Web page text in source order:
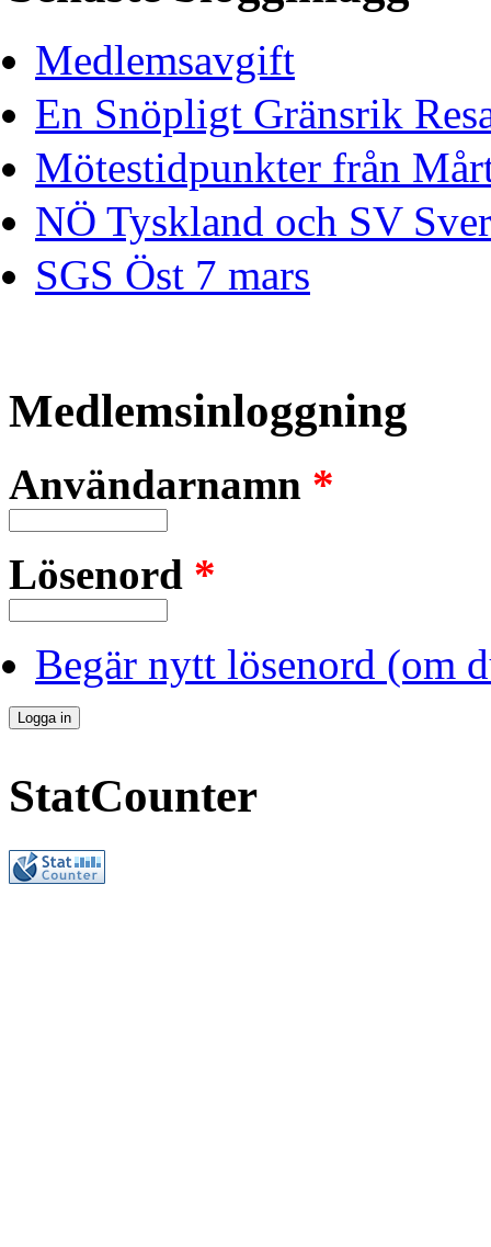
Medlemsavgift
En Snöpligt Gränsrik
Mötestidpunkter från
NÖ Tyskland och SV
SGS Öst 7 mars
Medlemsinloggning
Användarnamn *
Lösenord *
Begär nytt lösenord (om
StatCounter